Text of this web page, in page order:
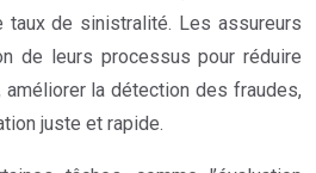
de sinistralité. Les assureurs
de leurs processus pour réduire
la détection des fraudes,
juste et rapide.